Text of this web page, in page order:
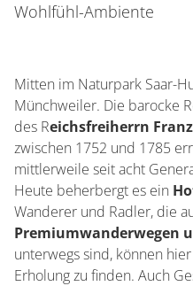
Wohlfühl-Ambiente
Mitten im Naturpark Saar-
Münchweiler. Die barocke
des Reichsfreiherrn
zwischen 1752 und 1785
mittlerweile seit acht
Heute beherbergt es ein
Wanderer und Radler, die
Premiumwanderwegen
unterwegs sind, können
Erholung zu finden. Auch